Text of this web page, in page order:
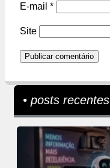
E-mail *
Site
• posts recentes